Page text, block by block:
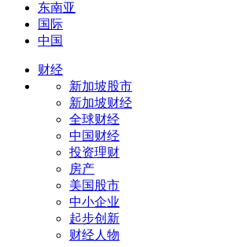
东南亚
国际
中国
财经
新加坡股市
新加坡财经
全球财经
中国财经
投资理财
房产
美国股市
中小企业
起步创新
财经人物